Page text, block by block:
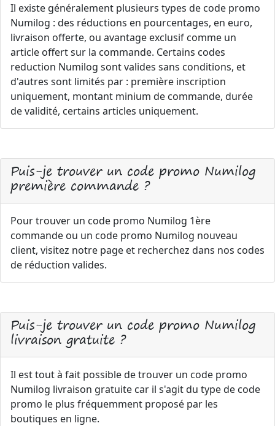
Il existe généralement plusieurs types de code promo
Numilog : des réductions en pourcentages, en euro,
livraison offerte, ou avantage exclusif comme un
article offert sur la commande. Certains codes
reduction Numilog sont valides sans conditions, et
d'autres sont limités par : première inscription
uniquement, montant minium de commande, durée
de validité, certains articles uniquement.
Puis-je trouver un code promo Numilog
première commande ?
Pour trouver un code promo Numilog 1ère
commande ou un code promo Numilog nouveau
client, visitez notre page et recherchez dans nos codes
de réduction valides.
Puis-je trouver un code promo Numilog
livraison gratuite ?
Il est tout à fait possible de trouver un code promo
Numilog livraison gratuite car il s'agit du type de code
promo le plus fréquemment proposé par les
boutiques en ligne.